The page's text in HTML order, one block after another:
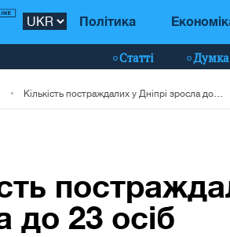
Політика
Статті Думка
до 23 осіб